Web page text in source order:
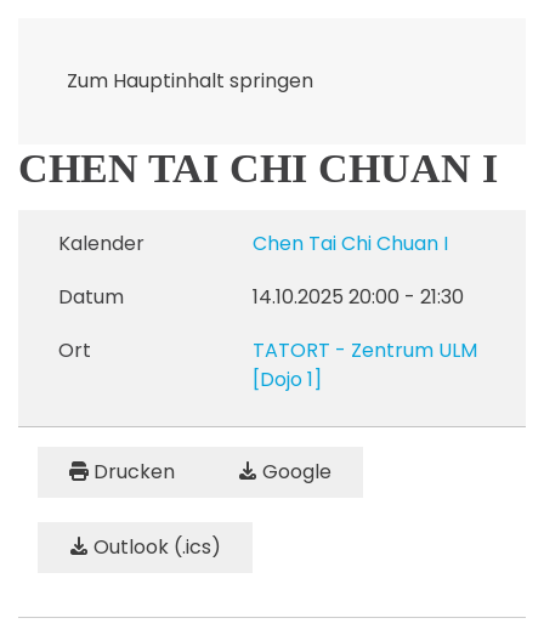
Zum Hauptinhalt springen
CHEN TAI CHI CHUAN I
Kalender
Chen Tai Chi Chuan I
Datum
14.10.2025 20:00 - 21:30
Ort
TATORT - Zentrum ULM
[Dojo 1]
Drucken Google
Outlook (.ics)